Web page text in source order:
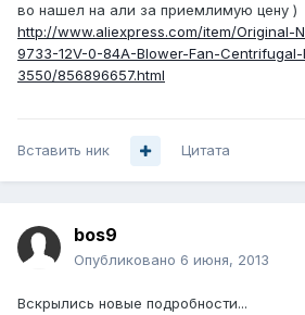
во нашел на али за приемлимую цену )
http://www.aliexpress.com/item/Original-
9733-12V-0-84A-Blower-Fan-
3550/856896657.html
Вставить ник Цитата
bos9
Опубликовано 6 июня, 2013
Вскрылись новые подробности...